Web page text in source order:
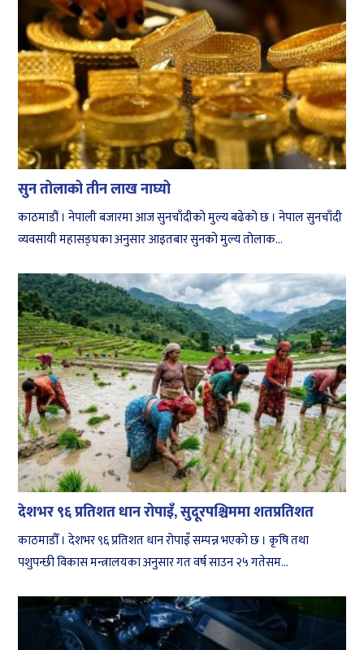
सुन तोलाको तीन लाख नाघ्यो
काठमाडौं । नेपाली बजारमा आज सुनचाँदीको मुल्य बढेको छ । नेपाल सुनचाँदी
व्यवसायी महासङ्घका अनुसार आइतबार सुनको मुल्य तोलाक...
देशभर ९६ प्रतिशत धान रोपाइँ, सुदूरपश्चिममा शतप्रतिशत
काठमाडौँ । देशभर ९६ प्रतिशत धान रोपाइँ सम्पन्न भएको छ । कृषि तथा
पशुपन्छी विकास मन्त्रालयका अनुसार गत वर्ष साउन २५ गतेसम...